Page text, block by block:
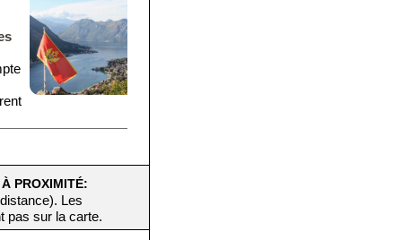
PROXIMITÉ:
Les
pas sur la carte.